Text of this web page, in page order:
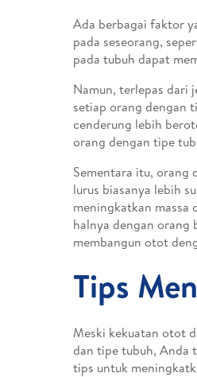
Ada berbagai faktor
pada seseorang,
pada tubuh dapat
Namun, terlepas dari
setiap orang dengan
cenderung lebih
orang dengan tipe
Sementara itu, orang
lurus biasanya lebih
meningkatkan massa
halnya dengan orang
membangun otot
Tips
Meski kekuatan otot
dan tipe tubuh, Anda
tips untuk